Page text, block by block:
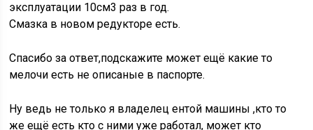
эксплуатации 10см3 раз в год.
Смазка в новом редукторе есть.
Спасибо за ответ,подскажите может ещё какие то
мелочи есть не описаные в паспорте.
Ну ведь не только я владелец ентой машины ,кто то
же ещё есть кто с ними уже работал, может кто